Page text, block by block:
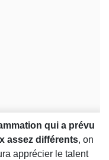
qui a prévu
assez différents, on
apprécier le talent